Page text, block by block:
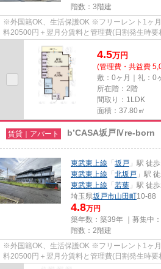
階数：3階建
※外国籍OK、生活保護OK ※フリーレント1ヶ
料20500円＋翌月分賃料と管理費(日割発生時
4.5万円
(管理費・共益費
敷：0ヶ月｜礼：0
所在階：2階
間取り：1LDK
面積：37.80㎡
賃貸｜アパート b’CASA坂戸Ⅳre-born
東武東上線 「 坂戸 」駅 徒
東武東上線 「 北坂戸 」駅
東武東上線 「 若葉 」駅 徒
埼玉県坂戸市山田町10-88
4.8万円
築年数：築39年 ｜募集中：
階数：2階建
※外国籍OK、生活保護OK ※フリーレント1ヶ
料20500円＋翌月分賃料と管理費(日割発生時